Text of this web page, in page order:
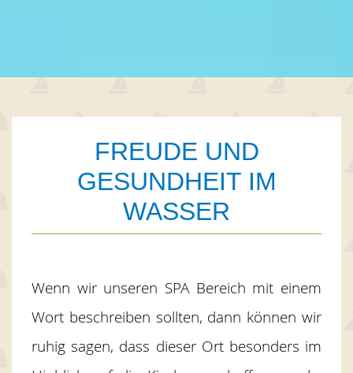
FREUDE UND
GESUNDHEIT IM
WASSER
Wenn wir unseren SPA Bereich mit einem
Wort beschreiben sollten, dann können wir
ruhig sagen, dass dieser Ort besonders im